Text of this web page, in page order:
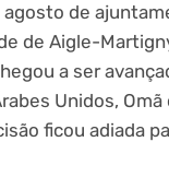
de
de Aigle-
a ser
Unidos,
ficou adiada